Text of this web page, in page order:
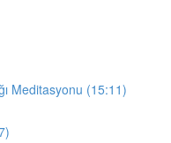
Meditasyonu (15:11)